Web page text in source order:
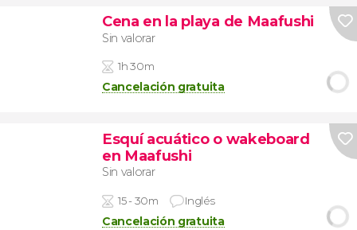
Cena en la playa de Maafushi
Sin valorar
1h 30m
Cancelación gratuita
Esquí acuático o wakeboard
en Maafushi
Sin valorar
15 - 30m Inglés
Cancelación gratuita